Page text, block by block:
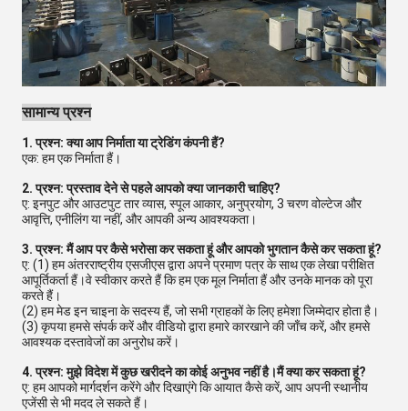
सामान्य प्रश्न
1. प्रश्न: क्या आप निर्माता या ट्रेडिंग कंपनी हैं?
एक: हम एक निर्माता हैं।
2. प्रश्न: प्रस्ताव देने से पहले आपको क्या जानकारी चाहिए?
ए: इनपुट और आउटपुट तार व्यास, स्पूल आकार, अनुप्रयोग, 3 चरण वोल्टेज और
आवृत्ति, एनीलिंग या नहीं, और आपकी अन्य आवश्यकता।
3. प्रश्न: मैं आप पर कैसे भरोसा कर सकता हूं और आपको भुगतान कैसे कर सकता हूं?
ए: (1) हम अंतरराष्ट्रीय एसजीएस द्वारा अपने प्रमाण पत्र के साथ एक लेखा परीक्षित
आपूर्तिकर्ता हैं।वे स्वीकार करते हैं कि हम एक मूल निर्माता हैं और उनके मानक को पूरा
करते हैं।
(2) हम मेड इन चाइना के सदस्य हैं, जो सभी ग्राहकों के लिए हमेशा जिम्मेदार होता है।
(3) कृपया हमसे संपर्क करें और वीडियो द्वारा हमारे कारखाने की जाँच करें, और हमसे
आवश्यक दस्तावेजों का अनुरोध करें।
4. प्रश्न: मुझे विदेश में कुछ खरीदने का कोई अनुभव नहीं है।मैं क्या कर सकता हूं?
ए: हम आपको मार्गदर्शन करेंगे और दिखाएंगे कि आयात कैसे करें, आप अपनी स्थानीय
एजेंसी से भी मदद ले सकते हैं।